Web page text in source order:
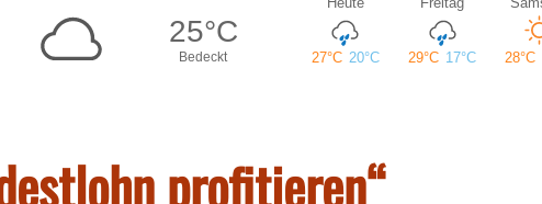
profitieren“